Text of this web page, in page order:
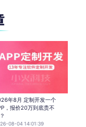
年8月 定制开发一个
，报价20万到底贵不
08-04 14:01:39